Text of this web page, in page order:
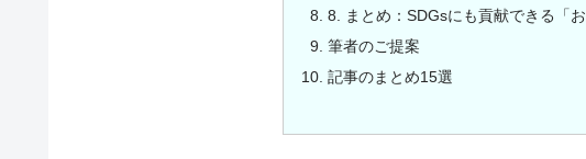
8. まとめ：SDGsにも貢献できる「
筆者のご提案
記事のまとめ15選